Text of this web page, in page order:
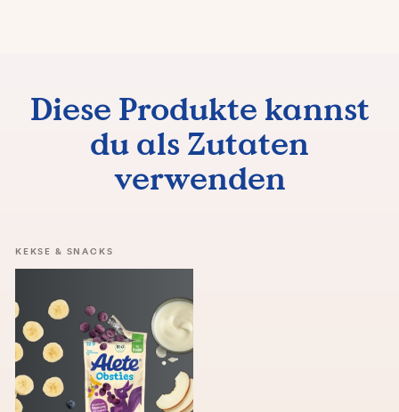
Diese Produkte kannst
du als Zutaten
verwenden
KEKSE & SNACKS